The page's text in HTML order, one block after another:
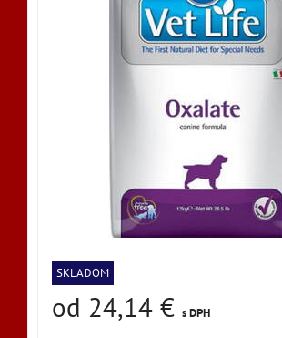
SKLADOM
od 24,14 € s DPH